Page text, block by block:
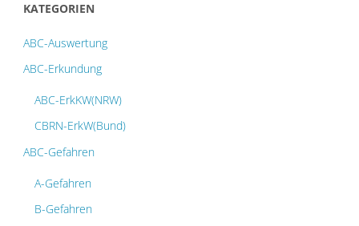
KATEGORIEN
ABC-Auswertung
ABC-Erkundung
ABC-ErkKW(NRW)
CBRN-ErkW(Bund)
ABC-Gefahren
A-Gefahren
B-Gefahren